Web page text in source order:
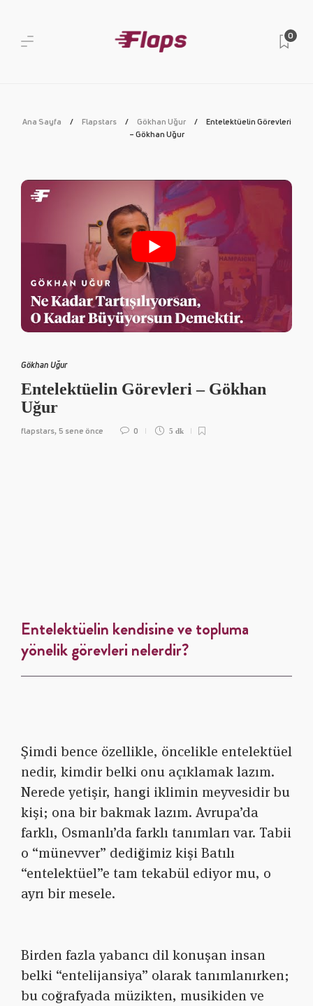
0
Ana Sayfa Flapstars Gökhan Uğur
Entelektüelin Görevleri
– Gökhan Uğur
Gökhan Uğur
Entelektüelin Görevleri – Gökhan
Uğur
flapstars, 5 sene önce 0 5 dk
Entelektüelin kendisine ve topluma
yönelik görevleri nelerdir?
Şimdi bence özellikle, öncelikle entelektüel
nedir, kimdir belki onu açıklamak lazım.
Nerede yetişir, hangi iklimin meyvesidir bu
kişi; ona bir bakmak lazım. Avrupa’da
farklı, Osmanlı’da farklı tanımları var. Tabii
o “münevver” dediğimiz kişi Batılı
“entelektüel”e tam tekabül ediyor mu, o
ayrı bir mesele.
Birden fazla yabancı dil konuşan insan
belki “entelijansiya” olarak tanımlanırken;
bu coğrafyada müzikten, musikiden ve